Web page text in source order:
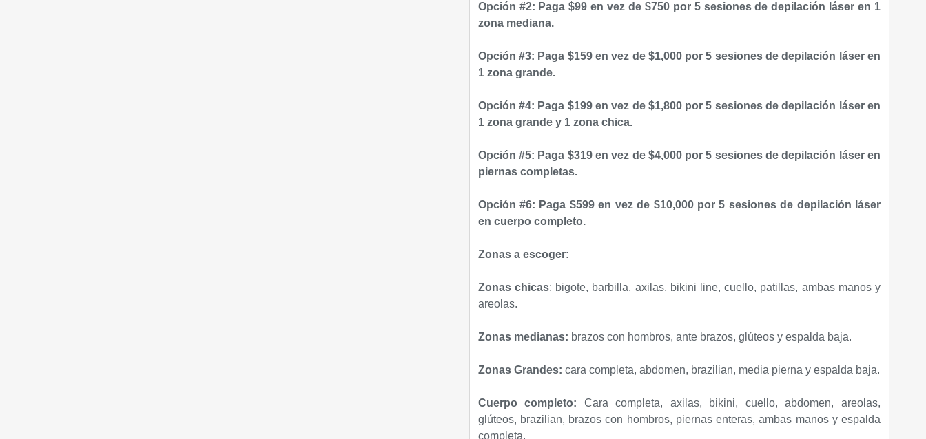
Opción #2: Paga $99 en vez de $750 por 5 sesiones de depilación láser en 1
zona mediana.
Opción #3: Paga $159 en vez de $1,000 por 5 sesiones de depilación láser en
1 zona grande.
Opción #4: Paga $199 en vez de $1,800 por 5 sesiones de depilación láser en
1 zona grande y 1 zona chica.
Opción #5: Paga $319 en vez de $4,000 por 5 sesiones de depilación láser en
piernas completas.
Opción #6: Paga $599 en vez de $10,000 por 5 sesiones de depilación láser
en cuerpo completo.
Zonas a escoger:
Zonas chicas: bigote, barbilla, axilas, bikini line, cuello, patillas, ambas manos y
areolas.
Zonas medianas: brazos con hombros, ante brazos, glúteos y espalda baja.
Zonas Grandes: cara completa, abdomen, brazilian, media pierna y espalda baja.
Cuerpo completo: Cara completa, axilas, bikini, cuello, abdomen, areolas,
glúteos, brazilian, brazos con hombros, piernas enteras, ambas manos y espalda
completa.